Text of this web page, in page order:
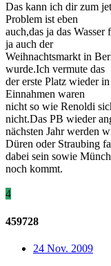
Das kann ich dir zum
Problem ist eben
auch,das ja das
ja auch der
Weihnachtsmarkt in
wurde.Ich vermute das
der erste Platz wieder
Einnahmen waren
nicht so wie Renoldi
nicht.Das PB wieder
nächsten Jahr werden
Düren oder Straubing
dabei sein sowie
noch kommt.
4
459728
24 Nov. 2009